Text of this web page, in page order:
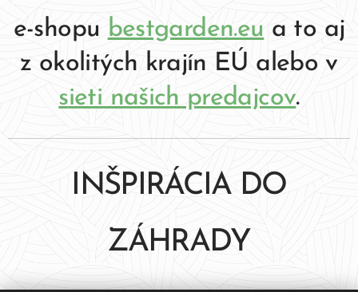
e-shopu bestgarden.eu a to aj
z okolitých krajín EÚ alebo v
sieti našich predajcov.
INŠPIRÁCIA DO
ZÁHRADY